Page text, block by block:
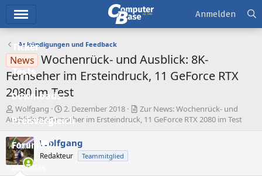
Ticker
Tests
Downloads
Preisvergleich
Forum
Aktuelles
Anmelden
Ankündigungen und Feedback
News Wochenrück- und Ausblick: 8K-
Fernseher im Ersteindruck, 11 GeForce RTX
2080 im Test
E
r
t
e
l
Wolfgang
E
r
t
e
l
2. Dezember 2018
Zur News: Wochenrück- und
Ausblick: 8K-Fernseher im Ersteindruck, 11 GeForce RTX 2080 im Test
Wolfgang
Redakteur Teammitglied